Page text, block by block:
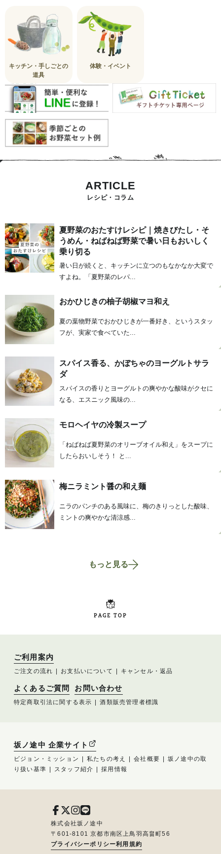
キッチン・手しごとの
道具
体験・イベント
ARTICLE
レシピ・コラム
夏野菜のおたすけレシピ｜焼きびたし・そ
うめん・ねばねば野菜で暑い日もおいしく
乗り切る
暑い日が続くと、キッチンに立つのもなかなか大変で
すよね。「夏野菜のレパ...
おかひじきの柚子胡椒マヨ和え
夏の葉物野菜でおかひじきが一番好き、というスタッ
フが、実家で食べていた...
スパイス香る、かぼちゃのヨーグルトサラ
ダ
スパイスの香りとヨーグルトの爽やかな酸味がクセに
なる、エスニック風味の...
モロヘイヤの冷製スープ
「ねばねば夏野菜のオリーブオイル和え」をスープに
したらおいしそう！ と...
梅ニラミント醤の和え麺
ニラのパンチのある風味に、梅のきりっとした酸味、
ミントの爽やかな清涼感...
もっと見る
PAGE TOP
ご利用案内
ご注文の流れ お支払いについて キャンセル・返品
よくあるご質問 お問い合わせ
特定商取引法に関する表示 酒類販売管理者標識
坂ノ途中 企業サイト
ビジョン・ミッション 私たちの考え 会社概要
坂ノ途中の取
り扱い基準
スタッフ紹介 採用情報
株式会社坂ノ途中
〒601-8101 京都市南区上鳥羽高畠町56
プライバシーポリシー利用規約